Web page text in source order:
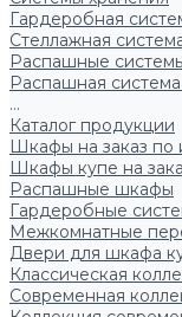
Гардеробная
Стеллажная
Распашные
Распашная
...
Каталог продукции
Шкафы на заказ по
Шкафы купе на
Распашные шкафы
Гардеробные
Межкомнатные
Двери для шкафа
Классическая
Современная